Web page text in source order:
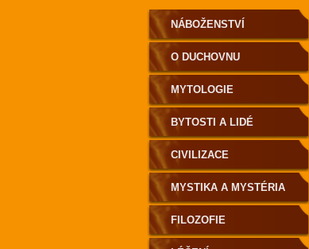
NÁBOŽENSTVÍ
O DUCHOVNU
MYTOLOGIE
BYTOSTI A LIDÉ
CIVILIZACE
MYSTIKA A MYSTÉRIA
FILOZOFIE